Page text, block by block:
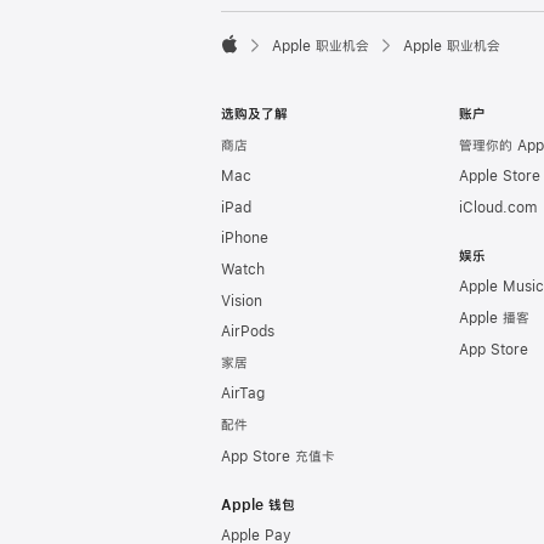

Apple 职业机会 Apple 职业机会
选购及了解
商店
Mac
iPad
iPhone
Watch
Vision
AirPods
家居
AirTag
配件
App Store 充值卡
Apple 钱包
Apple Pay
账户
管理你的
Apple Store
iCloud.com
娱乐
Apple Music
Apple 播客
App Store